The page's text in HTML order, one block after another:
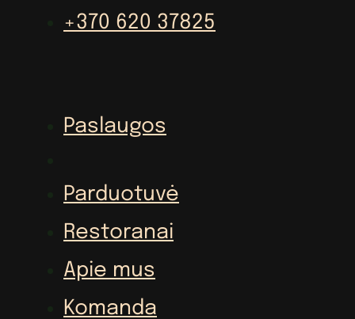
+370 620 37825
Paslaugos
Parduotuvė
Restoranai
Apie mus
Komanda